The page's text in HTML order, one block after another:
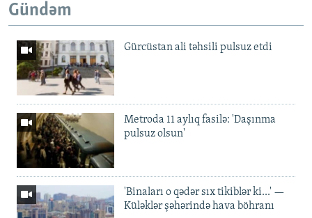
Gündəm
Gürcüstan ali təhsili pulsuz etdi
Metroda 11 aylıq fasilə: 'Daşınma
pulsuz olsun'
'Binaları o qədər sıx tikiblər ki...' —
Küləklər şəhərində hava böhranı